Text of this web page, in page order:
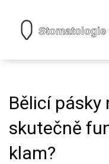
Bělicí pásky
skutečně
klam?